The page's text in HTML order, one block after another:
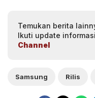
Temukan berita
Ikuti update
Channel
Samsung Rilis